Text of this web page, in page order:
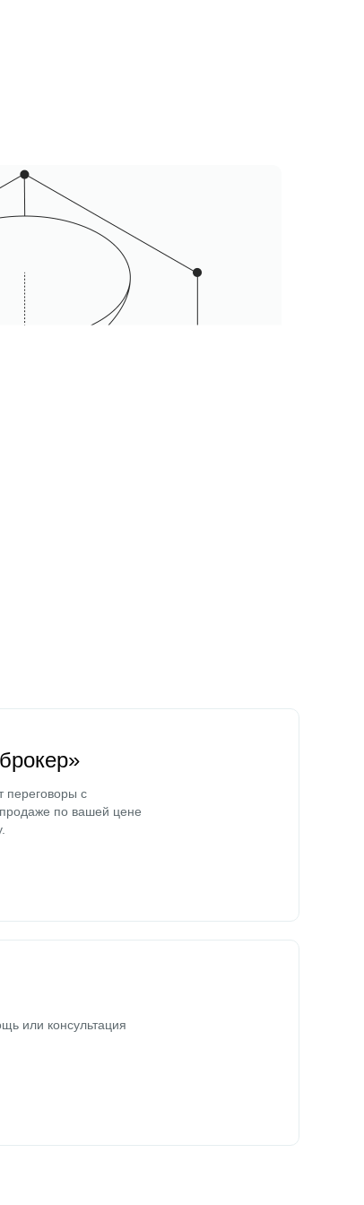
переговоры с
по вашей цене
или консультация